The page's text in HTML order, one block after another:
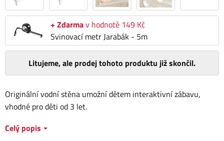
+ Zdarmav hodnotě 149 Kč
Svinovací metr Jarabák - 5m
Originální vodní stěna umožní dětem interaktivní zábavu,
vhodné pro děti od 3 let.
Celý popis
Litujeme, ale prodej tohoto produktu již skončil.